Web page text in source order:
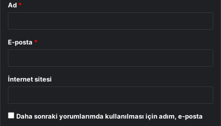
Ad *
E-posta *
İnternet sitesi
Daha sonraki yorumlarımda kullanılması için adım, e-posta